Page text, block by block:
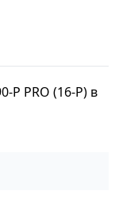
PRO (16-P) в